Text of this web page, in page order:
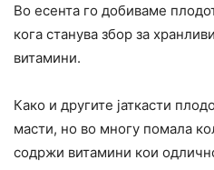
Во есента го добиваме
кога станува збор за
витамини.
Како и другите јаткасти
масти, но во многу помала
содржи витамини кои